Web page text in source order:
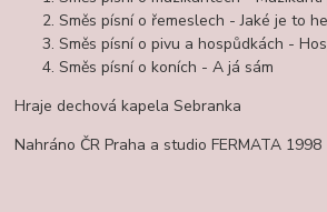
Směs písní o řemeslech - Jaké je to
Směs písní o pivu a hospůdkách -
Směs písní o koních - A já sám
Hraje dechová kapela Sebranka
Nahráno ČR Praha a studio FERMATA 1998